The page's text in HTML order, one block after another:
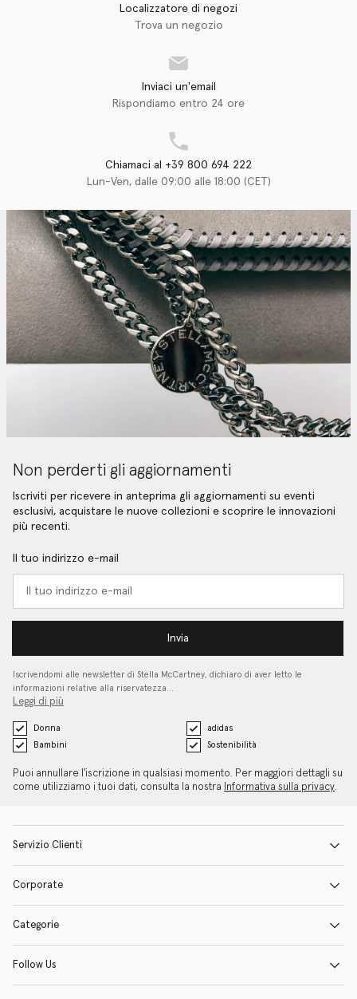
Localizzatore di negozi
Trova un negozio
Inviaci un'email
Rispondiamo entro 24 ore
Chiamaci al +39 800 694 222
Lun-Ven, dalle 09:00 alle 18:00 (CET)
Non perderti gli aggiornamenti
Iscriviti per ricevere in anteprima gli aggiornamenti su eventi
esclusivi, acquistare le nuove collezioni e scoprire le innovazioni
più recenti.
Il tuo indirizzo e-mail
Invia
Iscrivendomi alle newsletter di Stella McCartney, dichiaro di aver letto le
informazioni relative alla riservatezza…
Leggi di più
Donna
adidas
Bambini
Sostenibilità
Puoi annullare l'iscrizione in qualsiasi momento. Per maggiori dettagli su
come utilizziamo i tuoi dati, consulta la nostra
Informativa sulla privacy.
Servizio Clienti
Corporate
Categorie
Follow Us